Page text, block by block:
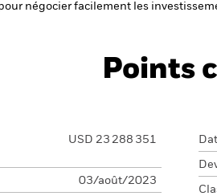
négocier facilement les
Points
USD 23 288 351
03/août/2023